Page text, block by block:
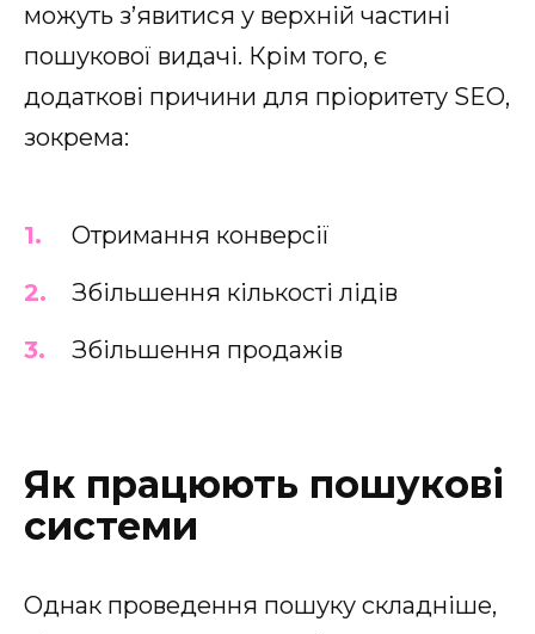
можуть з’явитися у верхній частині
пошукової видачі. Крім того, є
додаткові причини для пріоритету SEO,
зокрема:
Отримання конверсії
Збільшення кількості лідів
Збільшення продажів
Як працюють пошукові
системи
Однак проведення пошуку складніше,